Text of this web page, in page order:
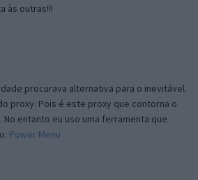
às outras!!!
procurava alternativa para o inevitável.
proxy. Pois é este proxy que contorna o
entanto eu uso uma ferramenta que
Power Menu